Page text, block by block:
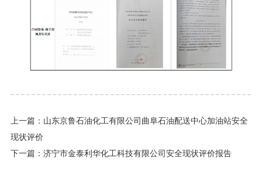
上一篇： 山东京鲁石油化工有限公司曲阜石油配送中心加油站安全
现状评价
下一篇： 济宁市金泰利华化工科技有限公司安全现状评价报告